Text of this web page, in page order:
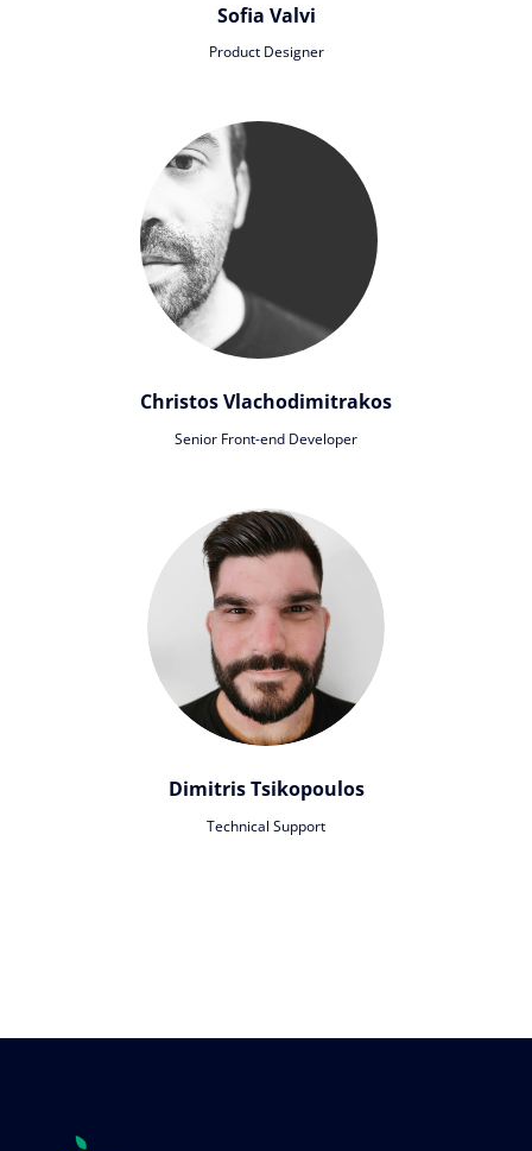
Sofia Valvi
Product Designer
Christos Vlachodimitrakos
Senior Front-end Developer
Dimitris Tsikopoulos
Technical Support